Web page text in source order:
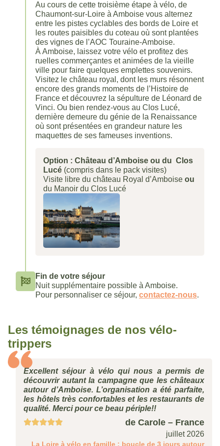
Au cours de cette troisième étape à vélo, de
Chaumont-sur-Loire à Amboise vous alternez
entre les pistes cyclables des bords de Loire et
les routes paisibles du coteau où sont plantées
des vignes de l’AOC Touraine-Amboise.
À Amboise, laissez votre vélo et profitez des
ruelles commerçantes et animées de la vieille
ville pour faire quelques emplettes souvenirs.
Visitez le château royal, dont les murs résonnent
encore des grands moments de l’Histoire de
France et découvrez la sépulture de Léonard de
Vinci. Ou bien rendez-vous au Clos Lucé,
dernière demeure du génie de la Renaissance
où sont présentées en grandeur nature les
maquettes de ses fameuses inventions.
Option : Château d’Amboise ou du Clos
Lucé (compris dans le pack visites)
Visite libre du château Royal d’Amboise ou
du Manoir du Clos Lucé
Fin de votre séjour
Nuit supplémentaire possible à Amboise.
Pour personnaliser ce séjour, contactez-nous.
Les témoignages de nos vélo-
trippers
Excellent séjour à vélo qui nous a permis de
découvrir autant la campagne que les châteaux
autour d’Amboise. L’organisation a été parfaite,
les hôtels très confortables et les restaurants de
qualité. Merci pour ce beau périple!!
de Carole – France
juillet 2026
La Loire à vélo en famille : boucle de 3 jours autour